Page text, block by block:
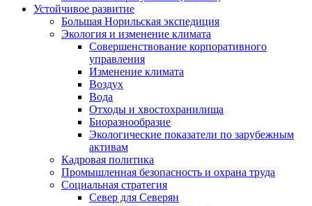
Устойчивое развитие
Большая Норильская экспедиция
Экология и изменение климата
Совершенствование корпоративного
управления
Изменение климата
Воздух
Вода
Отходы и хвостохранилища
Биоразнообразие
Экологические показатели по зарубежным
активам
Кадровая политика
Промышленная безопасность и охрана труда
Социальная стратегия
Север для Северян